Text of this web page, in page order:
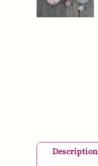
Description